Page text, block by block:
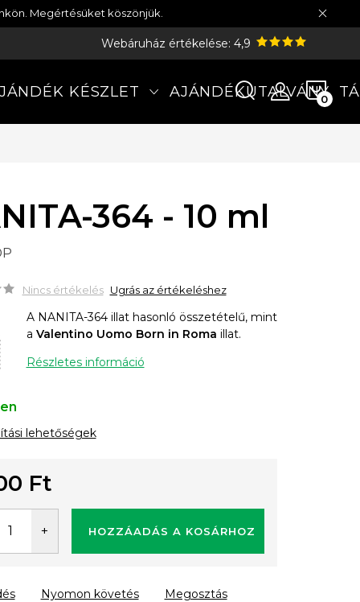
Megértésüket köszönjük.
Webáruház értékelése: 4,9
KÉSZLET AJÁNDÉKUTALVÁNY
364 - 10 ml
Nincs értékelés Ugrás az értékeléshez
A NANITA-364 illat hasonló összetételű, mint
a Valentino Uomo Born in Roma illat.
Részletes információ
lehetőségek
Ft
HOZZÁADÁS A KOSÁRHOZ
Nyomon követés Megosztás